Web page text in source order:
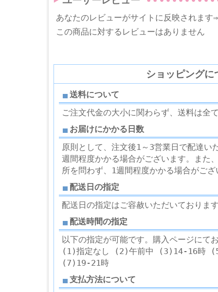
あなたのレビューがサイトに反映されま
この商品に対するレビューはありません
ショッピングに
送料について
ご注文代金の大小に関わらず、送料は全
お届けにかかる日数
原則として、注文後1～3営業日で配達い
週間程度かかる場合がございます。また
所を問わず、1週間程度かかる場合がござ
配送日の指定
配送日の指定はご容赦いただいておりま
配送時間の指定
以下の指定が可能です。購入ページにて
(1)指定なし (2)午前中 (3)14-16時
(7)19-21時
支払方法について